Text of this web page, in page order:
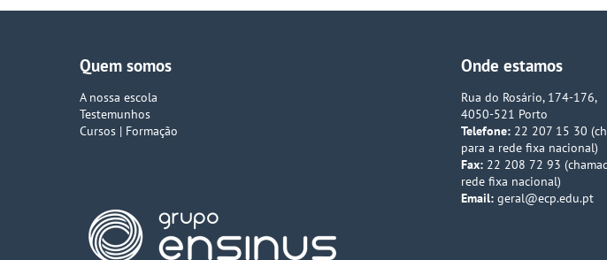
Quem somos
A nossa escola
Testemunhos
Cursos | Formação
Onde estamos
Rua do Rosário, 174-176,
4050-521 Porto
Telefone:22 207 15 30
para a rede fixa nacional)
Fax:22 208 72 93
rede fixa nacional)
Email: geral@ecp.edu.pt